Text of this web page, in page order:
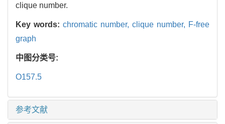
clique number.
Key words: chromatic number, clique number, F-free
graph
中图分类号:
O157.5
参考文献